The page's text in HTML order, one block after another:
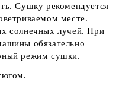
Сушку рекомендуется
месте.
солнечных лучей. При
обязательно
режим сушки.